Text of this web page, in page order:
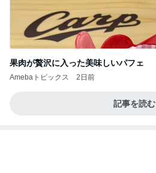
果肉が贅沢に入った美味しいパフェ
Amebaトピックス 2日前
記事を読む